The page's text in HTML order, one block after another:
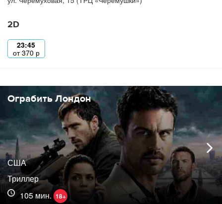
2D
23:45
от370 р
Ограбить Лондон
США
Триллер
105 мин. 18+